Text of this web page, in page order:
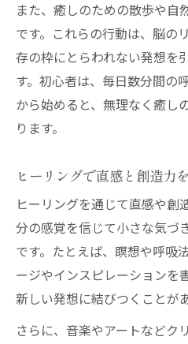
また、癒しのための散歩や自
です。これらの行動は、脳の
存の枠にとらわれない発想を
す。初心者は、毎日数分間の
から始めると、無理なく癒し
ります。
ヒーリングで直感と創造力
ヒーリングを通じて直感や創
分の感覚を信じて小さな気づ
です。たとえば、瞑想や呼吸
ージやインスピレーションを
新しい発想に結びつくことが
さらに、音楽やアートなどク